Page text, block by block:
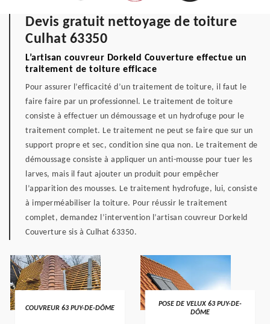
Devis gratuit nettoyage de toiture
Culhat 63350
L’artisan couvreur Dorkeld Couverture effectue un
traitement de toiture efficace
Pour assurer l’efficacité d’un traitement de toiture, il faut le
faire faire par un professionnel. Le traitement de toiture
consiste à effectuer un démoussage et un hydrofuge pour le
traitement complet. Le traitement ne peut se faire que sur un
support propre et sec, condition sine qua non. Le traitement de
démoussage consiste à appliquer un anti-mousse pour tuer les
larves, mais il faut ajouter un produit pour empêcher
l’apparition des mousses. Le traitement hydrofuge, lui, consiste
à imperméabiliser la toiture. Pour réussir le traitement
complet, demandez l’intervention l’artisan couvreur Dorkeld
Couverture sis à Culhat 63350.
COUVREUR 63 PUY-DE-DÔME
POSE DE VELUX 63 PUY-DE-
DÔME